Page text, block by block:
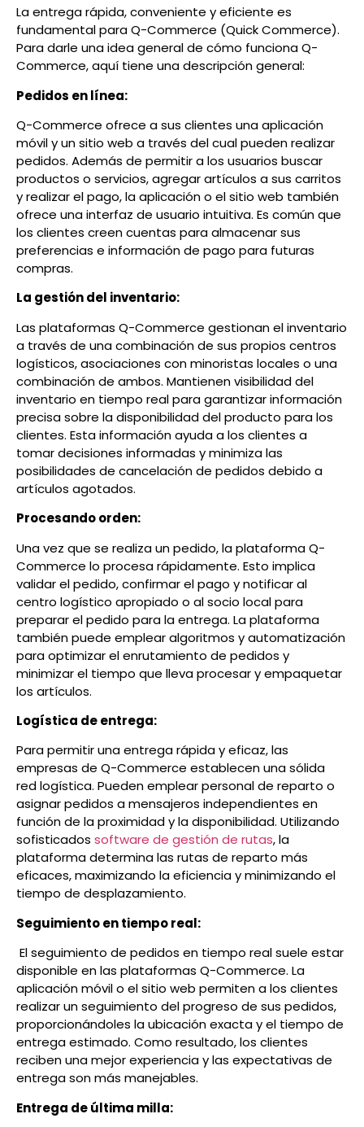
La entrega rápida, conveniente y eficiente es
fundamental para Q-Commerce (Quick Commerce).
Para darle una idea general de cómo funciona Q-
Commerce, aquí tiene una descripción general:
Pedidos en línea:
Q-Commerce ofrece a sus clientes una aplicación
móvil y un sitio web a través del cual pueden realizar
pedidos. Además de permitir a los usuarios buscar
productos o servicios, agregar artículos a sus carritos
y realizar el pago, la aplicación o el sitio web también
ofrece una interfaz de usuario intuitiva. Es común que
los clientes creen cuentas para almacenar sus
preferencias e información de pago para futuras
compras.
La gestión del inventario:
Las plataformas Q-Commerce gestionan el inventario
a través de una combinación de sus propios centros
logísticos, asociaciones con minoristas locales o una
combinación de ambos. Mantienen visibilidad del
inventario en tiempo real para garantizar información
precisa sobre la disponibilidad del producto para los
clientes. Esta información ayuda a los clientes a
tomar decisiones informadas y minimiza las
posibilidades de cancelación de pedidos debido a
artículos agotados.
Procesando orden:
Una vez que se realiza un pedido, la plataforma Q-
Commerce lo procesa rápidamente. Esto implica
validar el pedido, confirmar el pago y notificar al
centro logístico apropiado o al socio local para
preparar el pedido para la entrega. La plataforma
también puede emplear algoritmos y automatización
para optimizar el enrutamiento de pedidos y
minimizar el tiempo que lleva procesar y empaquetar
los artículos.
Logística de entrega:
Para permitir una entrega rápida y eficaz, las
empresas de Q-Commerce establecen una sólida
red logística. Pueden emplear personal de reparto o
asignar pedidos a mensajeros independientes en
función de la proximidad y la disponibilidad. Utilizando
sofisticados software de gestión de rutas, la
plataforma determina las rutas de reparto más
eficaces, maximizando la eficiencia y minimizando el
tiempo de desplazamiento.
Seguimiento en tiempo real:
El seguimiento de pedidos en tiempo real suele estar
disponible en las plataformas Q-Commerce. La
aplicación móvil o el sitio web permiten a los clientes
realizar un seguimiento del progreso de sus pedidos,
proporcionándoles la ubicación exacta y el tiempo de
entrega estimado. Como resultado, los clientes
reciben una mejor experiencia y las expectativas de
entrega son más manejables.
Entrega de última milla: